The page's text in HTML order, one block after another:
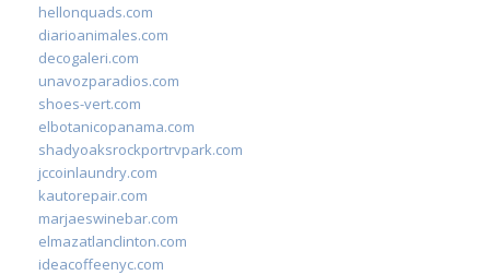
hellonquads.com
diarioanimales.com
decogaleri.com
unavozparadios.com
shoes-vert.com
elbotanicopanama.com
shadyoaksrockportrvpark.com
jccoinlaundry.com
kautorepair.com
marjaeswinebar.com
elmazatlanclinton.com
ideacoffeenyc.com